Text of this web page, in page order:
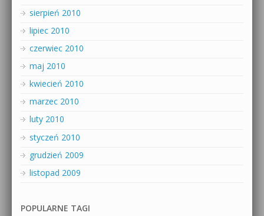
sierpień 2010
lipiec 2010
czerwiec 2010
maj 2010
kwiecień 2010
marzec 2010
luty 2010
styczeń 2010
grudzień 2009
listopad 2009
POPULARNE TAGI